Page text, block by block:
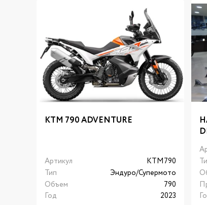
KTM 790 ADVENTURE
Артикул
KTM790
Тип
Эндуро/Супермото
Объем
790
Год
2023